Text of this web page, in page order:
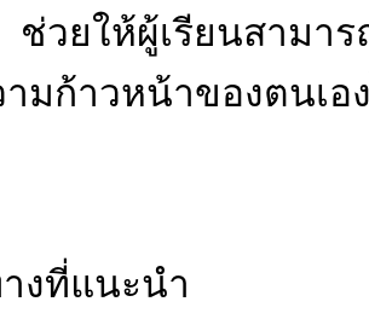
วยให้ผู้เรียนสามา
มก้าวหน้าของตนเอ
งที่แนะนำ